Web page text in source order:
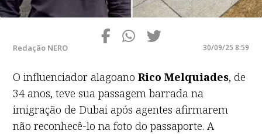
Redação NERO 30/09/25 8:59
O influenciador alagoanoRico Melquiades, de
34 anos, teve sua passagem barrada na
imigração de Dubai após agentes afirmarem
não reconhecê-lo na foto do passaporte. A